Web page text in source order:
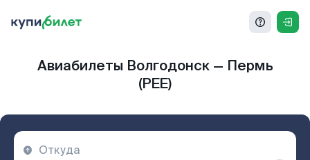
Авиабилеты Волгодонск — Пермь
(PEE)